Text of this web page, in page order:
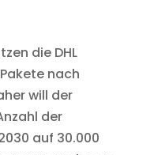
die DHL
nach
will der
der
auf 30.000